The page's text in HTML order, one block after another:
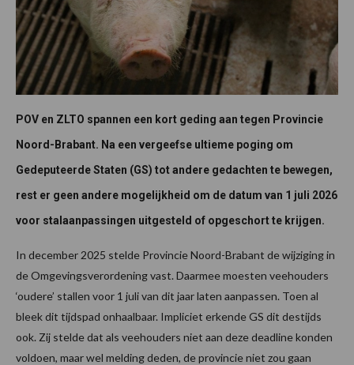
POV en ZLTO spannen een kort geding aan tegen Provincie
Noord-Brabant. Na een vergeefse ultieme poging om
Gedeputeerde Staten (GS) tot andere gedachten te bewegen,
rest er geen andere mogelijkheid om de datum van 1 juli 2026
voor stalaanpassingen uitgesteld of opgeschort te krijgen.
In december 2025 stelde Provincie Noord-Brabant de wijziging in
de Omgevingsverordening vast. Daarmee moesten veehouders
‘oudere’ stallen voor 1 juli van dit jaar laten aanpassen. Toen al
bleek dit tijdspad onhaalbaar. Impliciet erkende GS dit destijds
ook. Zij stelde dat als veehouders niet aan deze deadline konden
voldoen, maar wel melding deden, de provincie niet zou gaan